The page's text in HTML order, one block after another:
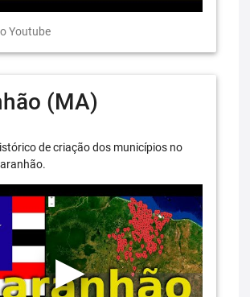
Youtube
(MA)
de criação dos municípios no